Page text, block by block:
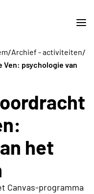
/Archief - activiteiten/
Ven: psychologie van
het
Canvas-programma